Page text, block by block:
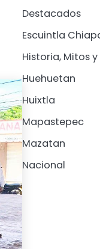
Destacados
Escuintla
Historia, Mitos
Huehuetan
Huixtla
Mapastepec
Mazatan
Nacional